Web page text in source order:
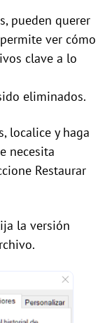
pueden querer
ver cómo
clave a lo
eliminados.
localice y haga
necesita
Restaurar
la versión